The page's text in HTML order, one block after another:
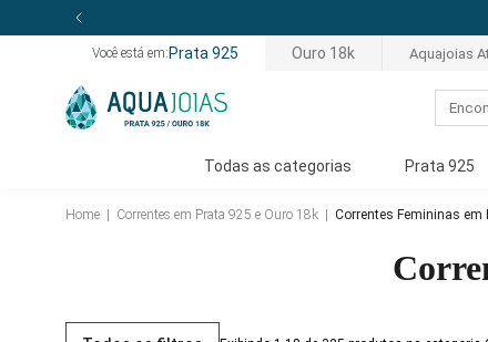
Você está em: Prata 925 Ouro 18k Aquajoias
Todas as categorias Prata 925
Home | Correntes em Prata 925 e Ouro 18k | Correntes Femininas em